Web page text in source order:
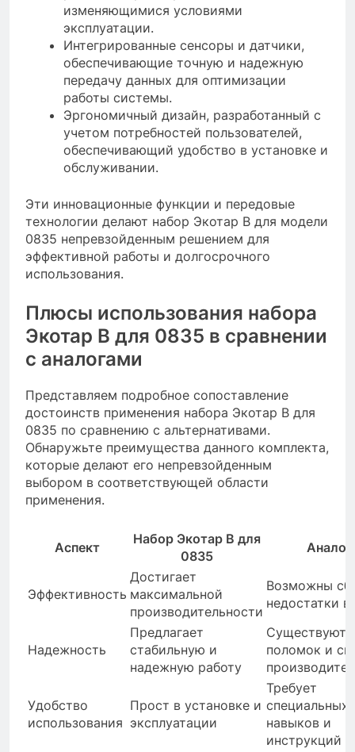
изменяющимися условиями
эксплуатации.
Интегрированные сенсоры и датчики,
обеспечивающие точную и надежную
передачу данных для оптимизации
работы системы.
Эргономичный дизайн, разработанный с
учетом потребностей пользователей,
обеспечивающий удобство в установке и
обслуживании.
Эти инновационные функции и передовые
технологии делают набор Экотар B для модели
0835 непревзойденным решением для
эффективной работы и долгосрочного
использования.
Плюсы использования набора
Экотар B для 0835 в сравнении
с аналогами
Представляем подробное сопоставление
достоинств применения набора Экотар B для
0835 по сравнению с альтернативами.
Обнаружьте преимущества данного комплекта,
которые делают его непревзойденным
выбором в соответствующей области
применения.
Аспект
Набор Экотар B для
0835
Эффективность
Достигает
максимальной
производительности
Возможны
недостатки в
Надежность
Предлагает
стабильную и
надежную работу
Существуют
поломок и
Удобство
использования
Прост в установке и
эксплуатации
Требует
специальных
навыков и
инструкций